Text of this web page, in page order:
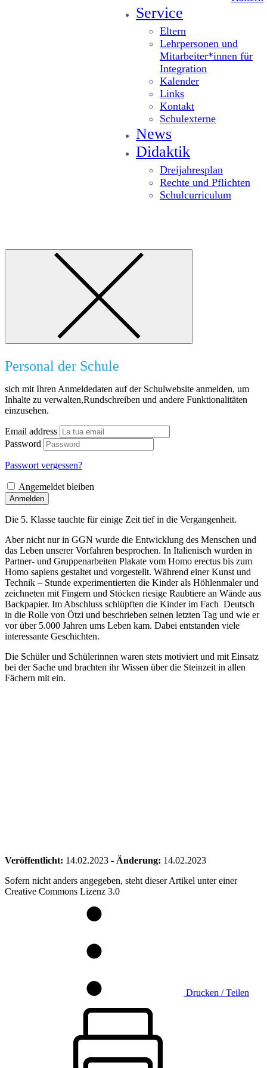
Service
Eltern
Lehrpersonen und
Mitarbeiter*innen für
Integration
Kalender
Links
Kontakt
Schulexterne
News
Didaktik
Dreijahresplan
Rechte und Pflichten
Schulcurriculum
Personal der Schule
sich mit Ihren Anmeldedaten auf der Schulwebsite anmelden, um
Inhalte zu verwalten,Rundschreiben und andere Funktionalitäten
einzusehen.
Email address
Password
Passwort vergessen?
Angemeldet bleiben
Anmelden
Die 5. Klasse tauchte für einige Zeit tief in die Vergangenheit.
Aber nicht nur in GGN wurde die Entwicklung des Menschen und
das Leben unserer Vorfahren besprochen. In Italienisch wurden in
Partner- und Gruppenarbeiten Plakate vom Homo erectus bis zum
Homo sapiens gestaltet und vorgestellt. Während einer Kunst und
Technik – Stunde experimentierten die Kinder als Höhlenmaler und
zeichneten mit Fingern und Stöcken riesige Raubtiere an Wände aus
Backpapier. Im Abschluss schlüpften die Kinder im Fach Deutsch
in die Rolle von Ötzi und beschrieben seinen letzten Tag und wie er
vor über 5.000 Jahren ums Leben kam. Dabei entstanden viele
interessante Geschichten.
Die Schüler und Schülerinnen waren stets motiviert und mit Einsatz
bei der Sache und brachten ihr Wissen über die Steinzeit in allen
Fächern mit ein.
Veröffentlicht: 14.02.2023 - Änderung: 14.02.2023
Sofern nicht anders angegeben, steht dieser Artikel unter einer
Creative Commons Lizenz 3.0
Drucken / Teilen